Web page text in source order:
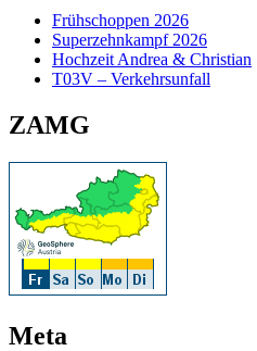
Frühschoppen 2026
Superzehnkampf 2026
Hochzeit Andrea & Christian
T03V – Verkehrsunfall
ZAMG
Meta